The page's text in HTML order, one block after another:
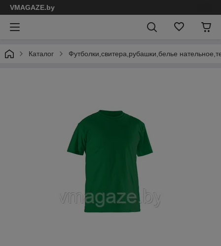
VMAGAZE.by
Каталог Футболки,свитера,рубашки,белье